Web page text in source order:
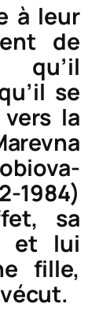
à leur
de
qu’il
se
la
1984)
sa
et lui
fille,